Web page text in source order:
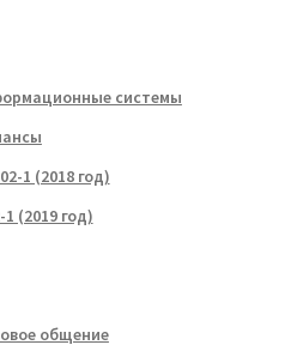
системы
1 (2018 год)
(2019 год)
общение